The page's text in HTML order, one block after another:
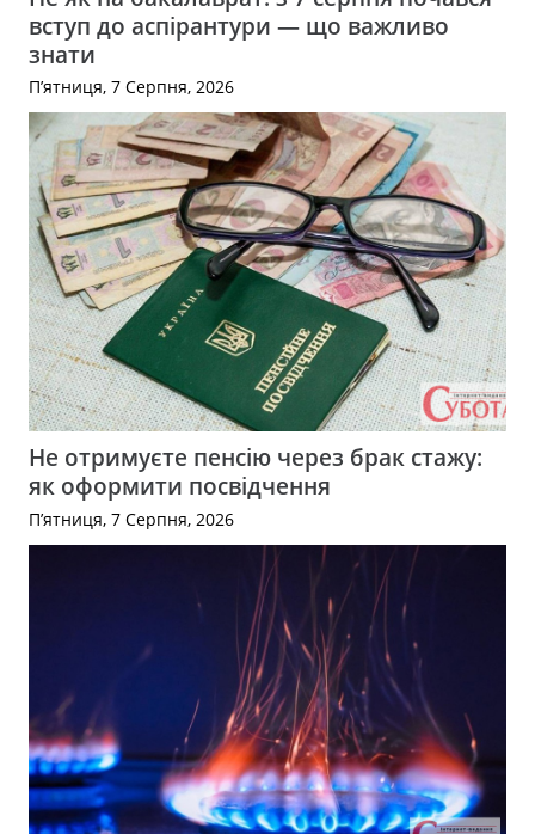
вступ до аспірантури — що важливо
знати
П’ятниця, 7 Серпня, 2026
Не отримуєте пенсію через брак стажу:
як оформити посвідчення
П’ятниця, 7 Серпня, 2026